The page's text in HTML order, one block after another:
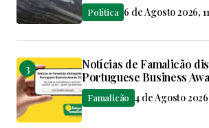
Política 6 de Agosto 2026,
Notícias de Famalicão
Portuguese Business
Famalicão 4 de Agosto